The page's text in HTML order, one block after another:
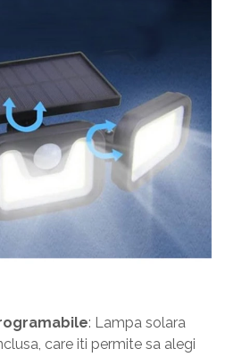
: Lampa solara
care iti permite sa alegi